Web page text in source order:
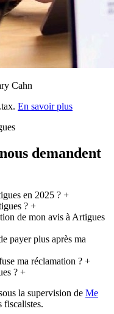
Cahn
En savoir plus
demandent
en 2025 ?+
?+
de mon avis à Artigues
payer plus après ma
ma réclamation ?+
?+
la supervision de Me
fiscalistes.